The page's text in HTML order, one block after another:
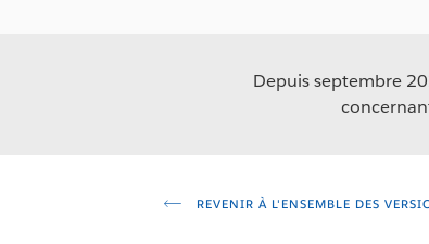
Depuis septembre
REVENIR À L'ENSEMBLE DES